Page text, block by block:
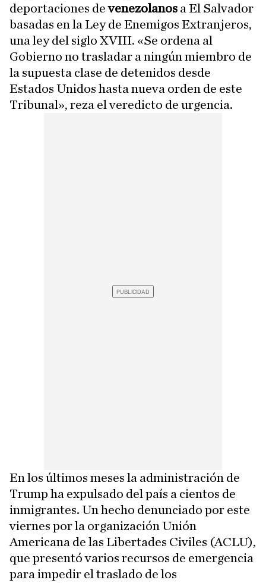
deportaciones devenezolanos a El Salvador
basadas en la Ley de Enemigos Extranjeros,
una ley del siglo XVIII. «Se ordena al
Gobierno no trasladar a ningún miembro de
la supuesta clase de detenidos desde
Estados Unidos hasta nueva orden de este
Tribunal», reza el veredicto de urgencia.
En los últimos meses la administración de
Trump ha expulsado del país a cientos de
inmigrantes. Un hecho denunciado por este
viernes por la organización Unión
Americana de las Libertades Civiles (ACLU),
que presentó varios recursos de emergencia
para impedir el traslado de los